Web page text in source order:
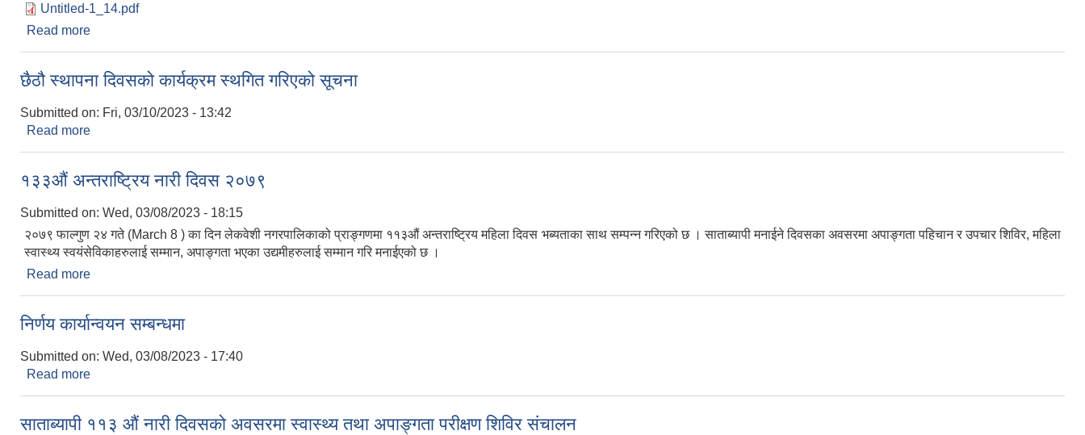
Untitled-1_14.pdf
Read more
छैठौ स्थापना दिवसको कार्यक्रम स्थगित गरिएको सूचना
Submitted on: Fri, 03/10/2023 - 13:42
Read more
१३३औं अन्तराष्ट्रिय नारी दिवस २०७९
Submitted on: Wed, 03/08/2023 - 18:15
२०७९ फाल्गुण २४ गते (March 8 ) का दिन लेकवेशी नगरपालिकाको प्राङ्गणमा ११३औं अन्तराष्ट्रिय महिला दिवस भब्यताका साथ सम्पन्न गरिएको छ । साताब्यापी मनाईने दिवसका अवसरमा अपाङ्गता पहिचान र उपचार शिविर, महिला
स्वास्थ्य स्वयंसेविकाहरुलाई सम्मान, अपाङ्गता भएका उद्यमीहरुलाई सम्मान गरि मनाईएको छ ।
Read more
निर्णय कार्यान्वयन सम्बन्धमा
Submitted on: Wed, 03/08/2023 - 17:40
Read more
साताब्यापी ११३ औं नारी दिवसको अवसरमा स्वास्थ्य तथा अपाङ्गता परीक्षण शिविर संचालन